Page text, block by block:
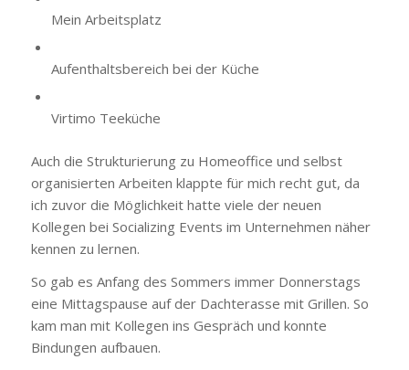
Mein Arbeitsplatz
Aufenthaltsbereich bei der Küche
Virtimo Teeküche
Auch die Strukturierung zu Homeoffice und selbst
organisierten Arbeiten klappte für mich recht gut, da
ich zuvor die Möglichkeit hatte viele der neuen
Kollegen bei Socializing Events im Unternehmen näher
kennen zu lernen.
So gab es Anfang des Sommers immer Donnerstags
eine Mittagspause auf der Dachterasse mit Grillen. So
kam man mit Kollegen ins Gespräch und konnte
Bindungen aufbauen.